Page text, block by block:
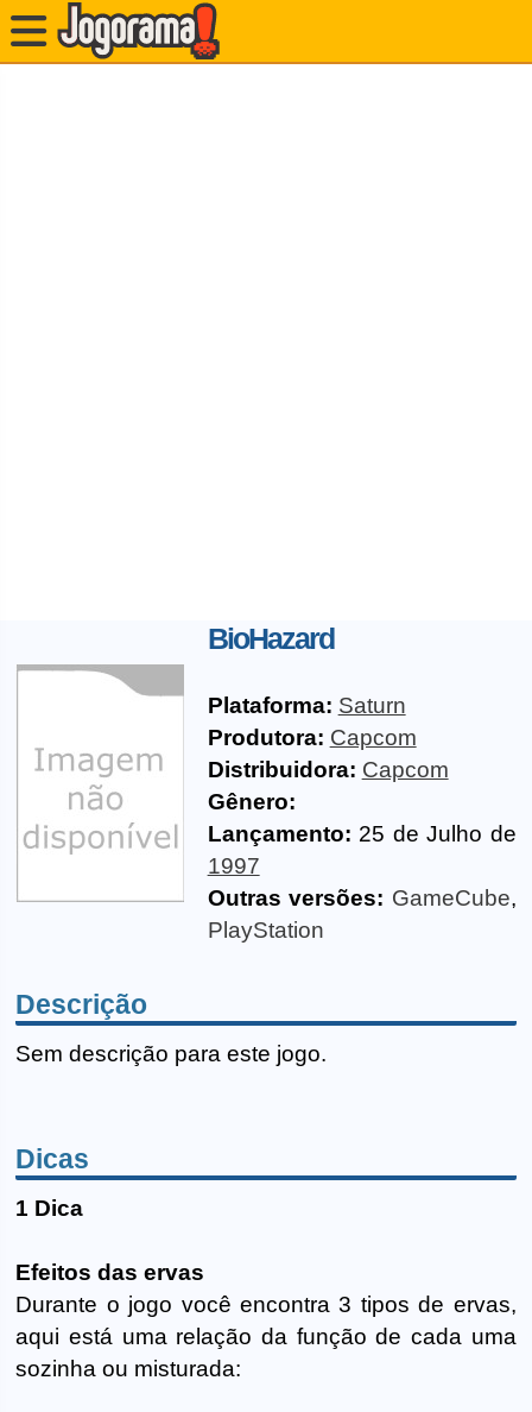
BioHazard
Plataforma: Saturn
Produtora: Capcom
Distribuidora: Capcom
Gênero:
Lançamento: 25 de Julho de
1997
Outras versões: GameCube,
PlayStation
Descrição
Sem descrição para este jogo.
Dicas
1 Dica
Efeitos das ervas
Durante o jogo você encontra 3 tipos de ervas,
aqui está uma relação da função de cada uma
sozinha ou misturada: